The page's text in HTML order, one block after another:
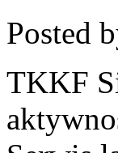
Posted
TKKF